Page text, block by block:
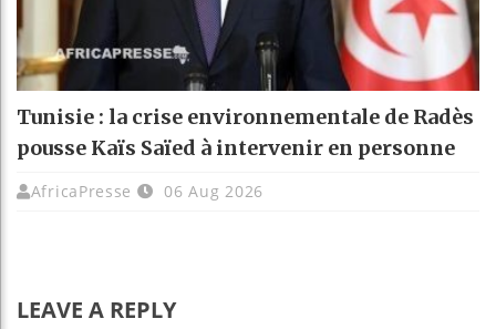
Tunisie : la crise environnementale de Radès
pousse Kaïs Saïed à intervenir en personne
AfricaPresse 06 Aug 2026
LEAVE A REPLY